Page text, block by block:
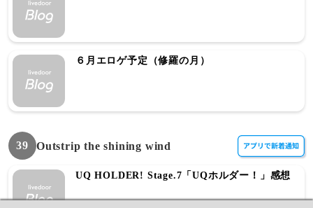
６月エロゲ予定（修羅の月）
39 Outstrip the shining wind
UQ HOLDER! Stage.7「UQホルダー！」感想